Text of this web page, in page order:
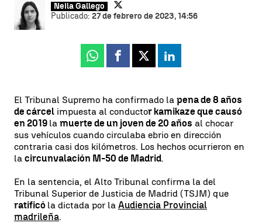
Neila Gallego
Publicado: 27 de febrero de 2023, 14:56
Whatsapp
Facebook
X Linkedin
El Tribunal Supremo ha confirmado la pena de 8 años
de cárcel impuesta al conductor kamikaze que causó
en 2019 la muerte de un joven de 20 años al chocar
sus vehículos cuando circulaba ebrio en dirección
contraria casi dos kilómetros. Los hechos ocurrieron en
la circunvalación M-50 de Madrid.
En la sentencia, el Alto Tribunal confirma la del
Tribunal Superior de Justicia de Madrid (TSJM) que
ratificó la dictada por la Audiencia Provincial
madrileña.